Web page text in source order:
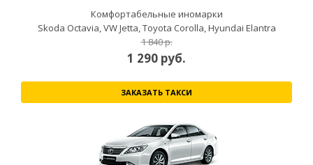
Комфортабельные иномарки
Skoda Octavia, VW Jetta, Toyota Corolla, Hyundai Elantra
1 840 р.
1 290 руб.
ЗАКАЗАТЬ ТАКСИ